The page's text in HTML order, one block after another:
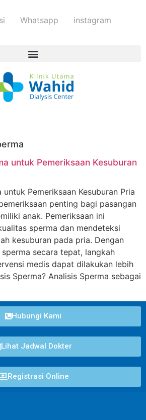
Whatsapp instagram
untuk Pemeriksaan Kesuburan
untuk Pemeriksaan Kesuburan Pria
penting bagi pasangan
anak. Pemeriksaan ini
sperma dan mendeteksi
kesuburan pada pria. Dengan
secara tepat, langkah
medis dapat dilakukan lebih
Sperma? Analisis Sperma sebagai
Hubungi Kami
Lihat Jadwal Dokter
Registrasi Online